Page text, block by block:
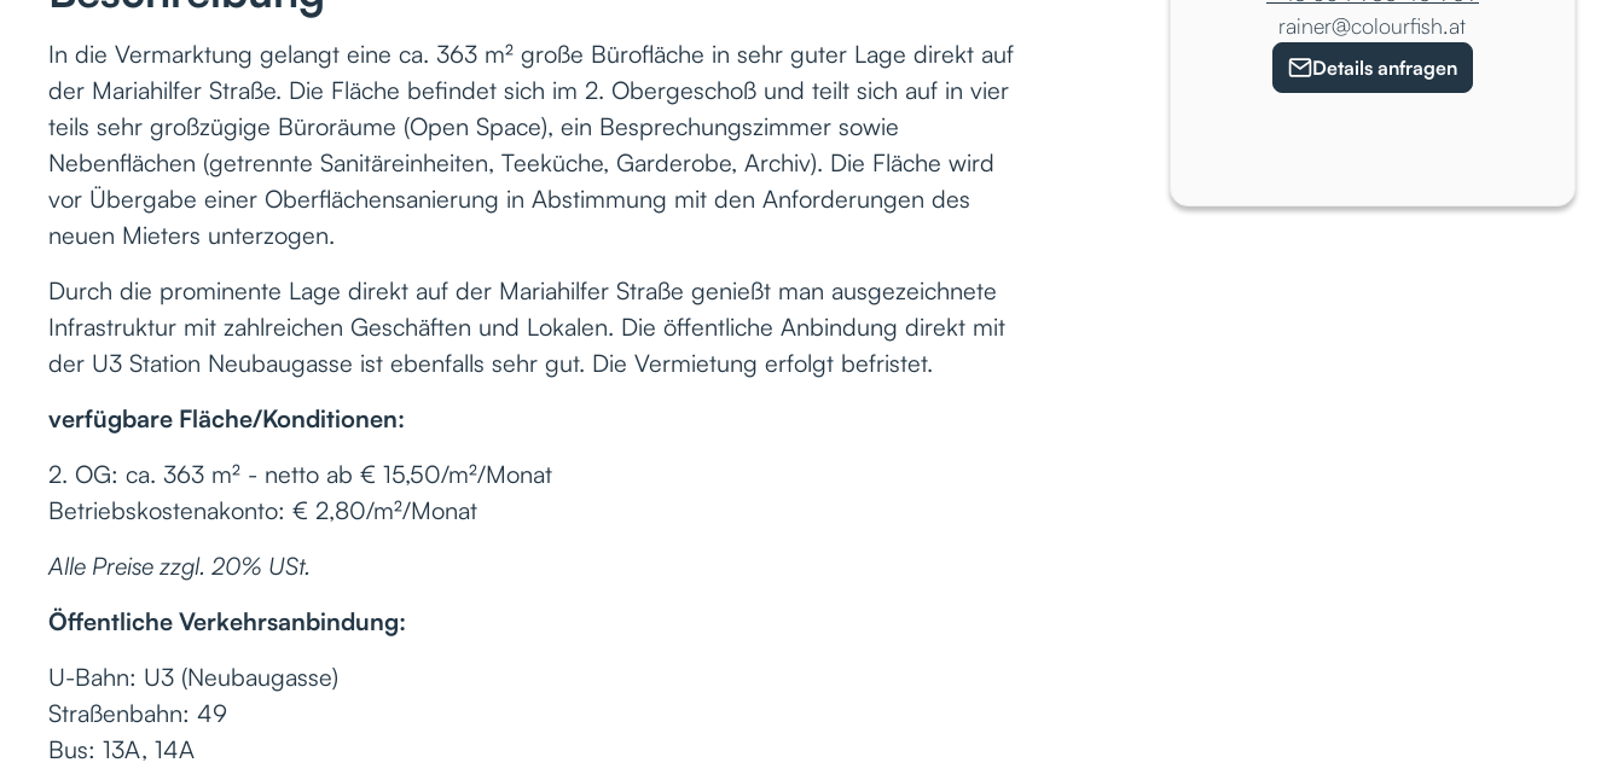
In die Vermarktung gelangt eine ca. 363 m² große Bürofläche in sehr guter Lage direkt auf
der Mariahilfer Straße. Die Fläche befindet sich im 2. Obergeschoß und teilt sich auf in vier
teils sehr großzügige Büroräume (Open Space), ein Besprechungszimmer sowie
Nebenflächen (getrennte Sanitäreinheiten, Teeküche, Garderobe, Archiv). Die Fläche wird
vor Übergabe einer Oberflächensanierung in Abstimmung mit den Anforderungen des
neuen Mieters unterzogen.
Durch die prominente Lage direkt auf der Mariahilfer Straße genießt man ausgezeichnete
Infrastruktur mit zahlreichen Geschäften und Lokalen. Die öffentliche Anbindung direkt mit
der U3 Station Neubaugasse ist ebenfalls sehr gut. Die Vermietung erfolgt befristet.
verfügbare Fläche/Konditionen:
2. OG: ca. 363 m² - netto ab € 15,50/m²/Monat
Betriebskostenakonto: € 2,80/m²/Monat
Alle Preise zzgl. 20% USt.
Öffentliche Verkehrsanbindung:
U-Bahn: U3 (Neubaugasse)
Straßenbahn: 49
Bus: 13A, 14A
rainer@colourfish.at
Details anfragen